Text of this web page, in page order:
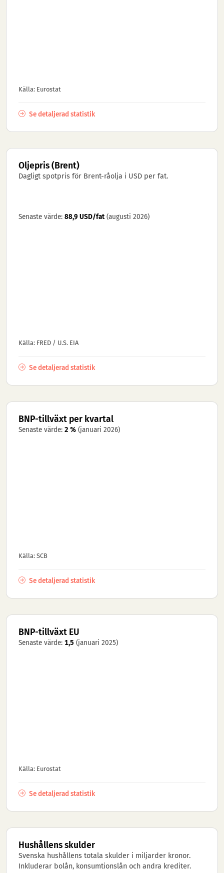
Källa: Eurostat
Se detaljerad statistik
Oljepris (Brent)
Dagligt spotpris för Brent-råolja i USD per fat.
Senaste värde: 88,9 USD/fat (augusti 2026)
Källa: FRED / U.S. EIA
Se detaljerad statistik
BNP-tillväxt per kvartal
Senaste värde: 2 % (januari 2026)
Källa: SCB
Se detaljerad statistik
BNP-tillväxt EU
Senaste värde: 1,5 (januari 2025)
Källa: Eurostat
Se detaljerad statistik
Hushållens skulder
Svenska hushållens totala skulder i miljarder kronor.
Inkluderar bolån, konsumtionslån och andra krediter.